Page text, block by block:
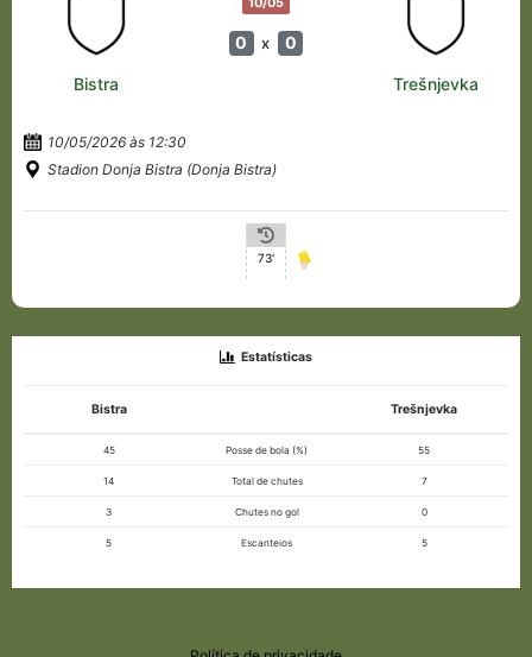
0 x 0
Bistra Trešnjevka
10/05/2026 às 12:30
Stadion Donja Bistra (Donja Bistra)
73'
Estatísticas
Bistra Trešnjevka
45 Posse de bola (%) 55
14 Total de chutes 7
3 Chutes no gol 0
5 Escanteios 5